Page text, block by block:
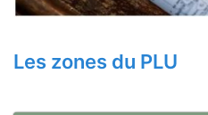
Les zones du PLU